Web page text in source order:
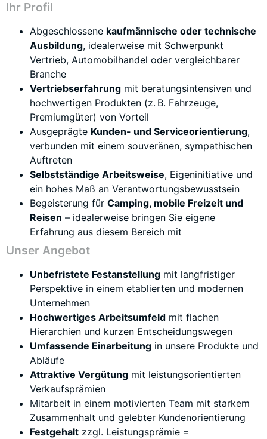
Ihr Profil
Abgeschlossene kaufmännische oder technische
Ausbildung, idealerweise mit Schwerpunkt
Vertrieb, Automobilhandel oder vergleichbarer
Branche
Vertriebserfahrung mit beratungsintensiven und
hochwertigen Produkten (z. B. Fahrzeuge,
Premiumgüter) von Vorteil
Ausgeprägte Kunden- und Serviceorientierung,
verbunden mit einem souveränen, sympathischen
Auftreten
Selbstständige Arbeitsweise, Eigeninitiative und
ein hohes Maß an Verantwortungsbewusstsein
Begeisterung für Camping, mobile Freizeit und
Reisen – idealerweise bringen Sie eigene
Erfahrung aus diesem Bereich mit
Unser Angebot
Unbefristete Festanstellung mit langfristiger
Perspektive in einem etablierten und modernen
Unternehmen
Hochwertiges Arbeitsumfeld mit flachen
Hierarchien und kurzen Entscheidungswegen
Umfassende Einarbeitung in unsere Produkte und
Abläufe
Attraktive Vergütung mit leistungsorientierten
Verkaufsprämien
Mitarbeit in einem motivierten Team mit starkem
Zusammenhalt und gelebter Kundenorientierung
Festgehalt zzgl. Leistungsprämie =